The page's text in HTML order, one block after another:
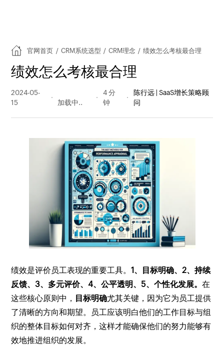
官网首页 / CRM系统选型 / CRM理念 / 绩效怎么考核最合理
绩效怎么考核最合理
2024-05-
15
量
4 分
钟
陈行远 | SaaS增长策略顾
问
绩效是评价员工表现的重要工具。1、目标明确、2、持续
反馈、3、多元评价、4、公平透明、5、个性化发展。在
这些核心原则中， 目标明确尤其关键，因为它为员工提供
了清晰的方向和期望。员工应该明白他们的工作目标与组
织的整体目标如何对齐，这样才能确保他们的努力能够有
效地推进组织的发展。